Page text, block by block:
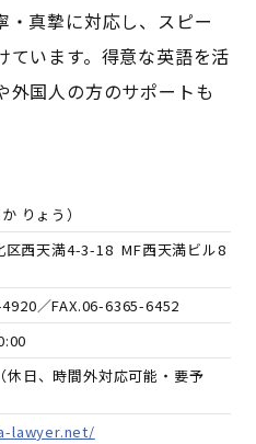
・真摯に対応し、スピー
ています。得意な英語を活
外国人の方のサポートも
りょう）
区西天満4-3-18 MF西天満ビル8
／FAX.06-6365-6452
休日、時間外対応可能・要予
lawyer.net/